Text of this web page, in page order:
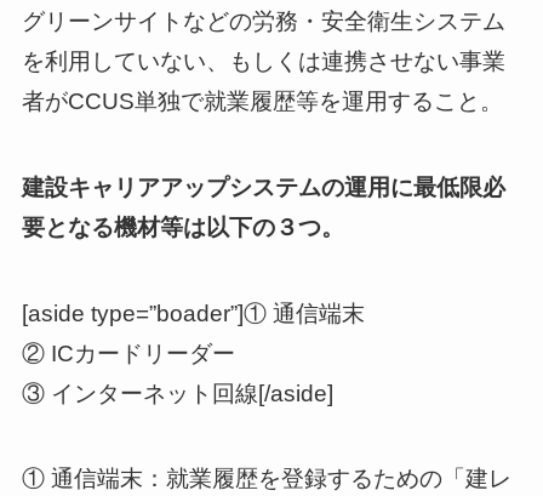
グリーンサイトなどの労務・安全衛生システム
を利用していない、もしくは連携させない事業
者がCCUS単独で就業履歴等を運用すること。
建設キャリアアップシステムの運用に最低限必
要となる機材等は以下の３つ。
[aside type=”boader”]① 通信端末
② ICカードリーダー
③ インターネット回線[/aside]
① 通信端末：就業履歴を登録するための「建レ